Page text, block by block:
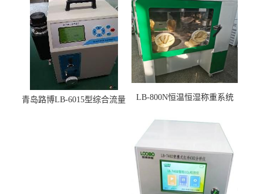
青岛路博LB-6015型综合流量
LB-800N恒温恒湿称重系统